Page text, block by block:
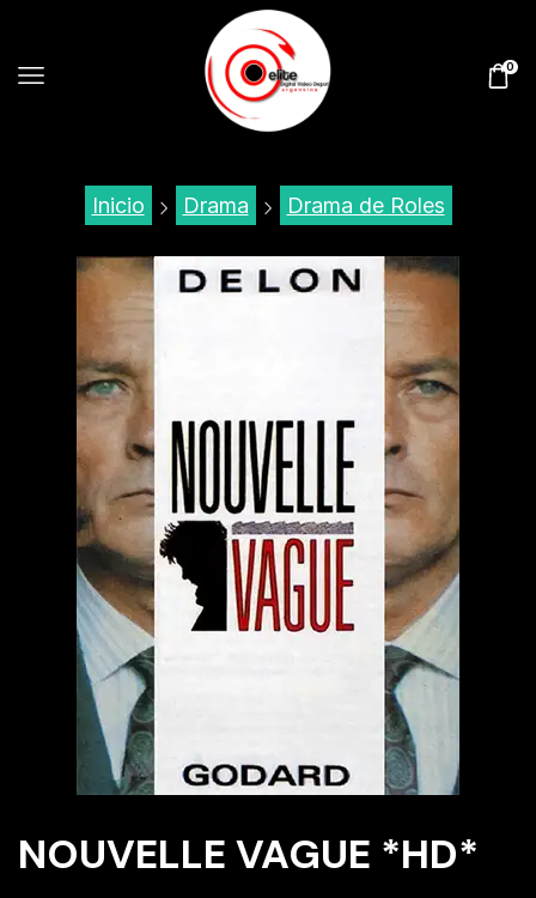
0
Inicio Drama Drama de Roles
NOUVELLE VAGUE *HD*